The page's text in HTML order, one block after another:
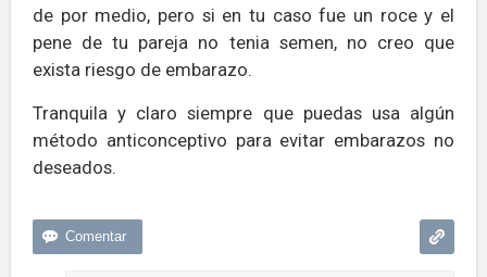
de por medio, pero si en tu caso fue un roce y el
pene de tu pareja no tenia semen, no creo que
exista riesgo de embarazo.
Tranquila y claro siempre que puedas usa algún
método anticonceptivo para evitar embarazos no
deseados.